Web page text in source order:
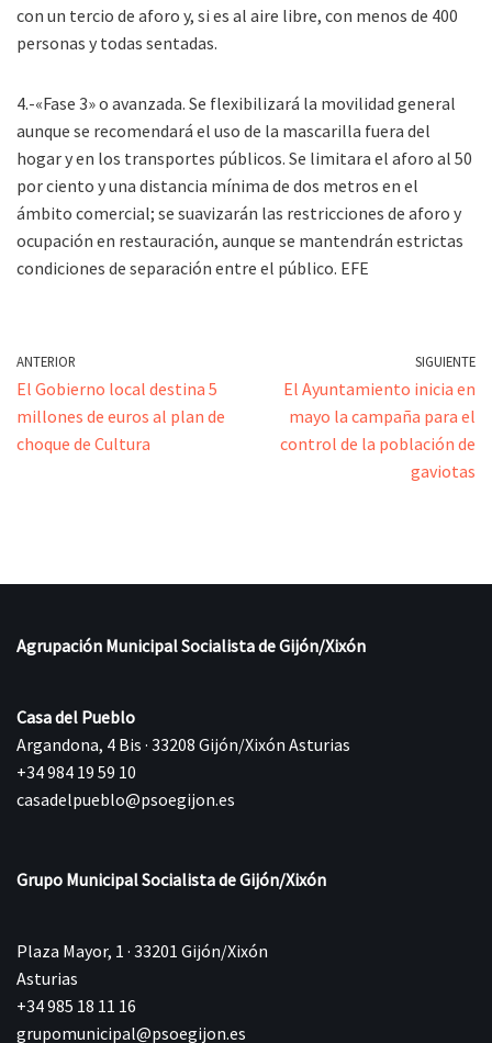
con un tercio de aforo y, si es al aire libre, con menos de 400
personas y todas sentadas.
4.-«Fase 3» o avanzada. Se flexibilizará la movilidad general
aunque se recomendará el uso de la mascarilla fuera del
hogar y en los transportes públicos. Se limitara el aforo al 50
por ciento y una distancia mínima de dos metros en el
ámbito comercial; se suavizarán las restricciones de aforo y
ocupación en restauración, aunque se mantendrán estrictas
condiciones de separación entre el público. EFE
ANTERIOR
El Gobierno local destina 5
millones de euros al plan de
choque de Cultura
SIGUIENTE
El Ayuntamiento inicia en
mayo la campaña para el
control de la población de
gaviotas
Agrupación Municipal Socialista de Gijón/Xixón
Casa del Pueblo
Argandona, 4 Bis · 33208 Gijón/Xixón Asturias
+34 984 19 59 10
casadelpueblo@psoegijon.es
Grupo Municipal Socialista de Gijón/Xixón
Plaza Mayor, 1 · 33201 Gijón/Xixón
Asturias
+34 985 18 11 16
grupomunicipal@psoegijon.es